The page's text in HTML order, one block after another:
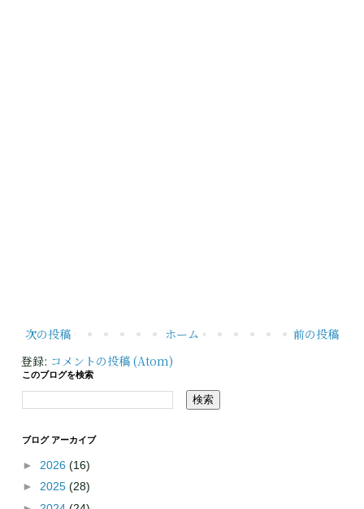
次の投稿 前の投稿
ホーム
登録: コメントの投稿 (Atom)
このブログを検索
ブログ アーカイブ
► 2026 (16)
► 2025 (28)